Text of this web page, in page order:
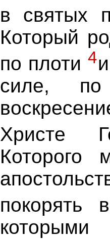
в святых
Который
по плоти 4
силе, по
Христе
Которого